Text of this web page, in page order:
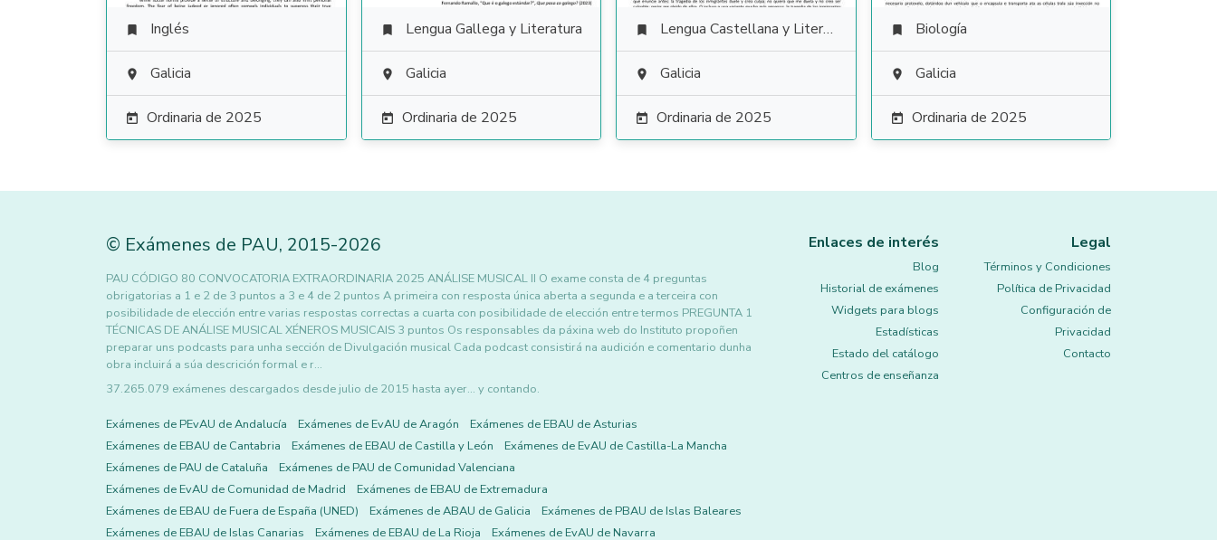
 Inglés
 Galicia
 Ordinaria de 2025
 Lengua Gallega y Literatura
 Galicia
 Ordinaria de 2025
 Lengua Castellana y Literatura
 Galicia
 Ordinaria de 2025
 Biología
 Galicia
 Ordinaria de 2025
© Exámenes de PAU, 2015-2026
PAU CÓDIGO 80 CONVOCATORIA EXTRAORDINARIA 2025 ANÁLISE MUSICAL II O exame consta de 4 preguntas
obrigatorias a 1 e 2 de 3 puntos a 3 e 4 de 2 puntos A primeira con resposta única aberta a segunda e a terceira con
posibilidade de elección entre varias respostas correctas a cuarta con posibilidade de elección entre termos PREGUNTA 1
TÉCNICAS DE ANÁLISE MUSICAL XÉNEROS MUSICAIS 3 puntos Os responsables da páxina web do Instituto propoñen
preparar uns podcasts para unha sección de Divulgación musical Cada podcast consistirá na audición e comentario dunha
obra incluirá a súa descrición formal e r…
37.265.079 exámenes descargados desde julio de 2015 hasta ayer... y contando.
Exámenes de PEvAU de Andalucía Exámenes de EvAU de Aragón
Exámenes de EBAU de Asturias
Exámenes de EBAU de Cantabria
Exámenes de EBAU de Castilla y León
Exámenes de EvAU de Castilla-La Mancha
Exámenes de PAU de Cataluña
Exámenes de PAU de Comunidad Valenciana
Exámenes de EvAU de Comunidad de Madrid
Exámenes de EBAU de Extremadura
Exámenes de EBAU de Fuera de España (UNED)
Exámenes de ABAU de Galicia
Exámenes de PBAU de Islas Baleares
Exámenes de EBAU de Islas Canarias
Exámenes de EBAU de La Rioja Exámenes de EvAU de Navarra
Enlaces de interés
Blog
Historial de exámenes
Widgets para blogs
Estadísticas
Estado del catálogo
Centros de enseñanza
Legal
Términos y Condiciones
Política de Privacidad
Configuración de
Privacidad
Contacto